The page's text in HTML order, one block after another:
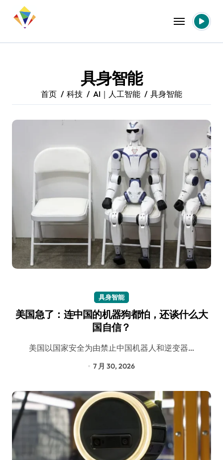
具身智能
首页 科技 AI｜人工智能 具身智能
具身智能
美国急了：连中国的机器狗都怕，还谈什么大
国自信？
美国以国家安全为由禁止中国机器人和逆变器…
7 月 30, 2026